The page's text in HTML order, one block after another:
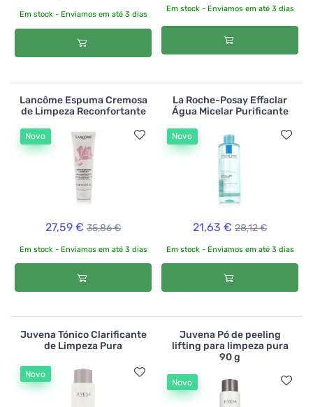
Em stock - Enviamos em até 3 dias
Em stock - Enviamos em até 3 dias
Lancôme Espuma Cremosa
de Limpeza Reconfortante
Novo
27,59 € 35,86 €
Em stock - Enviamos em até 3 dias
La Roche-Posay Effaclar
Água Micelar Purificante
Novo
21,63 € 28,12 €
Em stock - Enviamos em até 3 dias
Juvena Tónico Clarificante
de Limpeza Pura
Novo
Juvena Pó de peeling
lifting para limpeza pura
90 g
Novo